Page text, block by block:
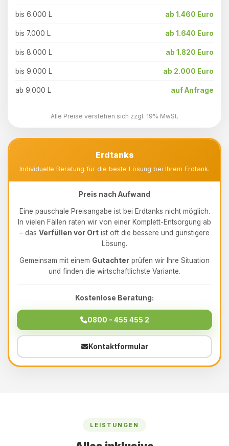
bis 6.000 L ab 1.460 Euro
bis 7.000 L ab 1.640 Euro
bis 8.000 L ab 1.820 Euro
bis 9.000 L ab 2.000 Euro
ab 9.000 L auf Anfrage
Alle Preise verstehen sich zzgl. 19% MwSt.
Erdtanks
Individuelle Beratung für die beste Lösung bei Ihrem Erdtank.
Preis nach Aufwand
Eine pauschale Preisangabe ist bei Erdtanks nicht möglich.
In vielen Fällen raten wir von einer Komplett-Entsorgung ab
– das Verfüllen vor Ort ist oft die bessere und günstigere
Lösung.
Gemeinsam mit einem Gutachter prüfen wir Ihre Situation
und finden die wirtschaftlichste Variante.
Kostenlose Beratung:
0800 - 455 455 2
Kontaktformular
LEISTUNGEN